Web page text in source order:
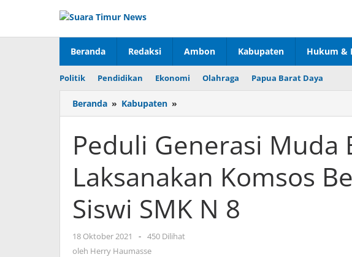
Beranda Redaksi Ambon Kabupaten Hukum &
Politik Pendidikan Ekonomi Olahraga Papua Barat Daya
Beranda » Kabupaten »
Generasi
Babinsa
Laksanakan
Bersama
Siswi
SMK
N
Peduli Generasi Muda
Laksanakan Komsos
Siswi SMK N 8
18 Oktober 2021
oleh
Herry
- 450 Dilihat
oleh Herry Haumasse